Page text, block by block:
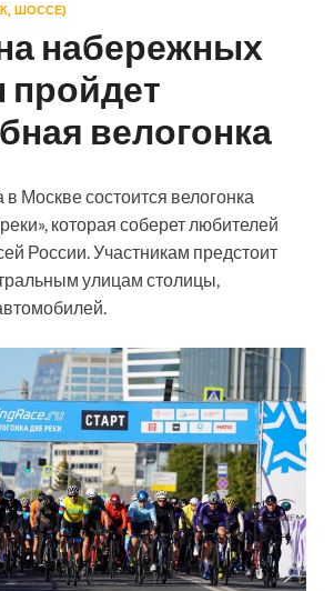
ШОССЕ)
набережных
велогонка
Москве состоится велогонка
которая соберет любителей
России. Участникам предстоит
улицам столицы,